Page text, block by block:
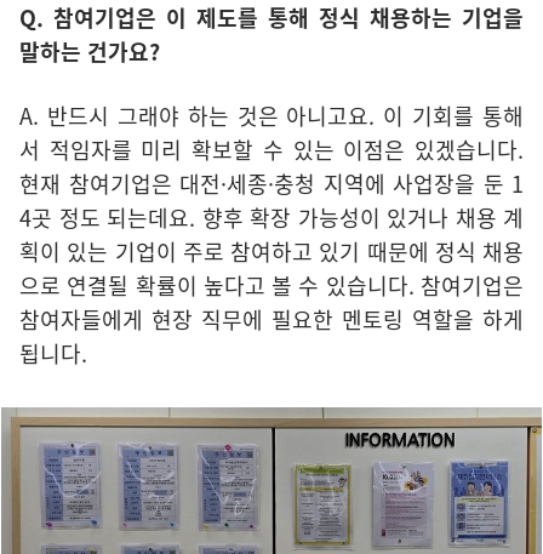
Q. 참여기업은 이 제도를 통해 정식 채용하는 기업을
말하는 건가요?
A. 반드시 그래야 하는 것은 아니고요. 이 기회를 통해
서 적임자를 미리 확보할 수 있는 이점은 있겠습니다.
현재 참여기업은 대전·세종·충청 지역에 사업장을 둔 1
4곳 정도 되는데요. 향후 확장 가능성이 있거나 채용 계
획이 있는 기업이 주로 참여하고 있기 때문에 정식 채용
으로 연결될 확률이 높다고 볼 수 있습니다. 참여기업은
참여자들에게 현장 직무에 필요한 멘토링 역할을 하게
됩니다.